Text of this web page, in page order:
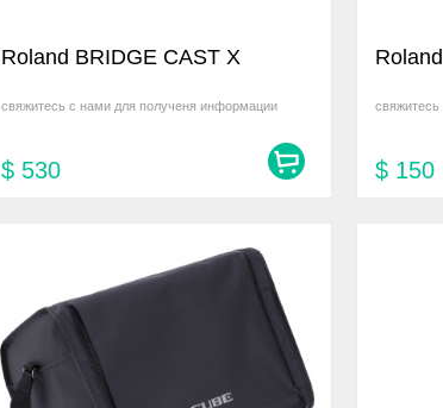
Roland BRIDGE CAST X
свяжитесь с нами для полученя информации
$ 530 $150